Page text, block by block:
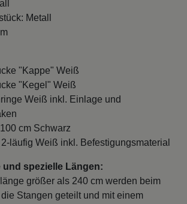
Metall
"Kappe" Weiß
"Kegel" Weiß
Weiß inkl. Einlage und
cm Schwarz
läufig Weiß inkl. Befestigungsmaterial
und spezielle Längen:
größer als 240 cm werden beim
Stangen geteilt und mit einem